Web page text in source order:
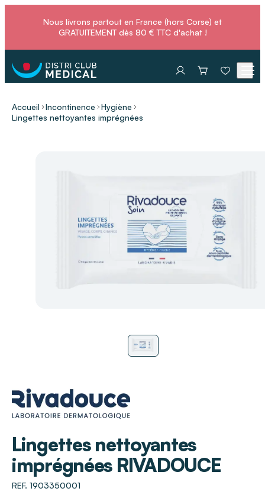
Nous livrons partout en France (hors Corse) et
GRATUITEMENT dès 80 € TTC d'achat !
Accueil Incontinence
Hygiène
Lingettes nettoyantes imprégnées
Lingettes nettoyantes
imprégnées RIVADOUCE
REF. 1903350001